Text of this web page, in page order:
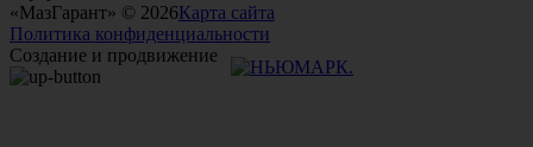
«МазГарант» © 2026Карта сайта
Политика конфиденциальности
Создание и продвижение